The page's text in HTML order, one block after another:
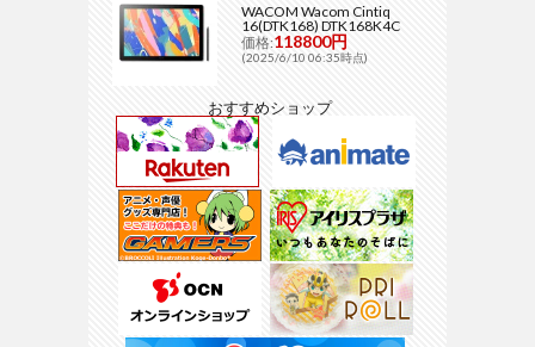
WACOM Wacom Cintiq
16(DTK168) DTK168K4C
価格:118800円
(2025/6/10 06:35時点)
おすすめショップ